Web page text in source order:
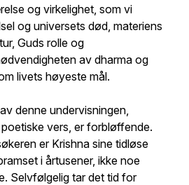
og virkelighet, som vi
og universets død, materiens
Guds rolle og
av dharma og
livets høyeste mål.
denne undervisningen,
vers, er forbløffende.
er Krishna sine tidløse
i årtusener, ikke noe
Selvfølgelig tar det tid for